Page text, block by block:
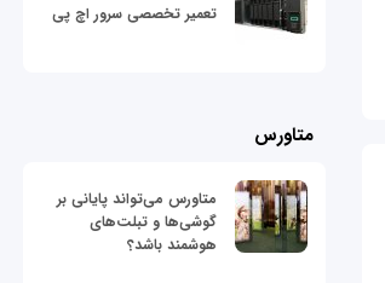
تعمیر تخصصی سرور اچ پی
متاورس
متاورس می‌تواند پایانی بر
گوشی‌ها و تبلت‌های
هوشمند باشد؟